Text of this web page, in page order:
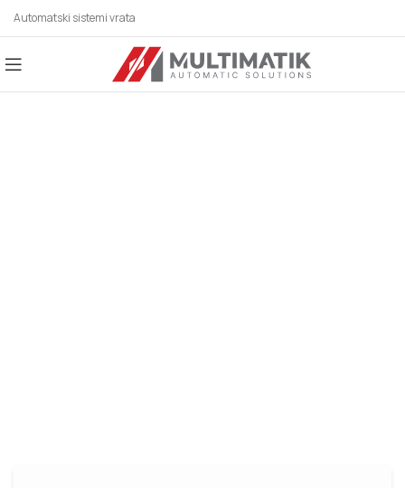
Automatski sistemi vrata